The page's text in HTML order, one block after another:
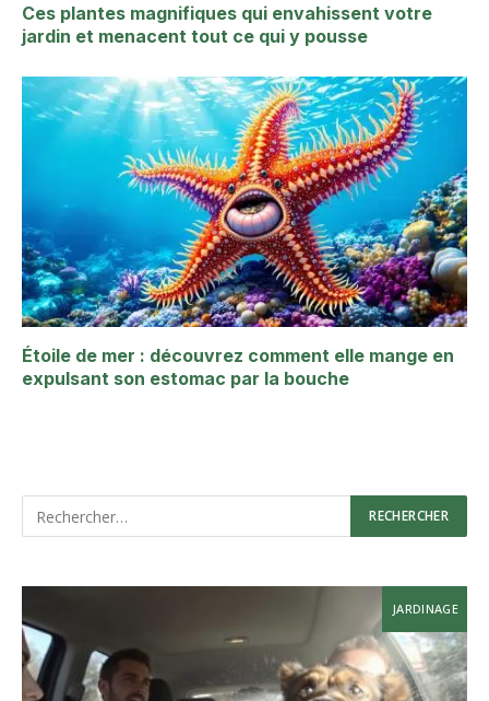
Ces plantes magnifiques qui envahissent votre
jardin et menacent tout ce qui y pousse
Étoile de mer : découvrez comment elle mange en
expulsant son estomac par la bouche
JARDINAGE